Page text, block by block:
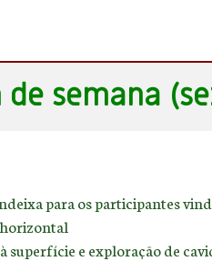
semana
para os participantes
superfície e exploração de